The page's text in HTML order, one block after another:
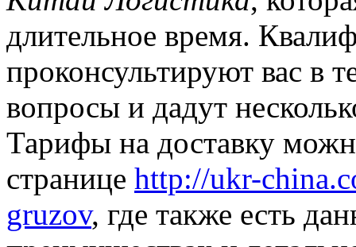
длительное время.
проконсультируют вас в
вопросы и дадут
Тарифы на доставку
странице http://ukr-
gruzov, где также есть